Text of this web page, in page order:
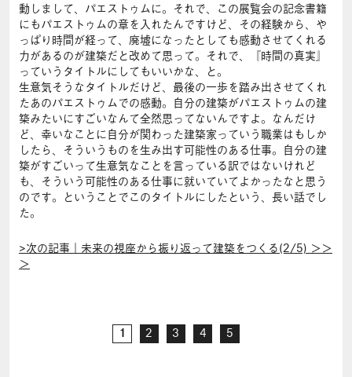
動しまして、パエストゥムに。それで、この展覧会の記念書籍
にもパエストゥムの章を入れたんですけど、その経験から、や
っぱり時間が経って、廃墟になったとしても感動させてくれる
力があるのが建築だと改めて思って。それで、『時間の真実』
っていうタイトルにしてもいいかな、と。
生意気そうなタイトルだけど、最後の一歩を踏み出させてくれ
たあのパエストゥムでの感動。自分の建築がパエストゥムの建
築みたいにすごいなんて全然思ってないんですよ。なんだけ
ど、幸いなことに自分が関わった建築家っていう職業はもしか
したら、そういうものを生み出す可能性のある仕事。自分の建
築がすごいって生意気なことを言っている訳ではないけれど
も、そういう可能性のある仕事に就いていてよかったなと思う
のです。ということでこのタイトルにしたという、長い話でし
た。
>次の記事｜未来の視座から振り返って建築をつくる(2/5) ＞＞
＞
1 2 3 4 5